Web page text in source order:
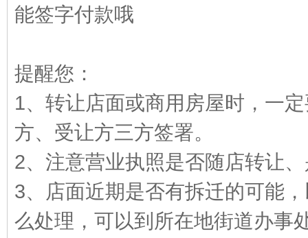
能签字付款哦
提醒您：
1、转让店面或商用房屋时，一
方、受让方三方签署。
2、注意营业执照是否随店转让
3、店面近期是否有拆迁的可能
么处理，可以到所在地街道办事